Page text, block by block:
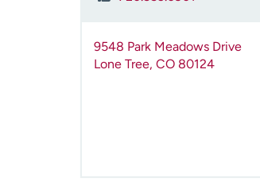
9548 Park Meadows Drive
Lone Tree, CO 80124